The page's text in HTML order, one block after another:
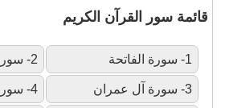
قائمة سور القرآن الكريم
1- سورة الفاتحة 2- سورة البقرة
3- سورة آل عمران 4- سورة النساء